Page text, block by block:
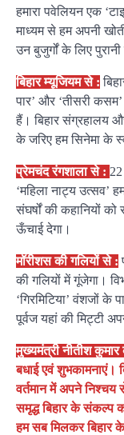
हमारा पवेलियन एक
माध्यम से हम अपनी
उन बुजुर्गों के लिए
बिहार म्यूजियम से :
पार’ और ‘तीसरी
हैं। बिहार संग्रहालय
के जरिए हम सिनेमा के
प्रेमचंद रंगशाला से :
‘महिला नाट्य उत्सव’
संघर्षों की कहानियों
ऊँचाई देगा।
मॉरीशस की गलियों से :
की गलियों में गूंजेगा।
‘गिरमिटिया’ वंशजों
पूर्वज यहां की मिट्टी
मुख्यमंत्री नीतीश
बधाई एवं शुभकामनाएं।
वर्तमान में अपने निश्चय
समृद्ध बिहार के संकल्प
हम सब मिलकर बिहार